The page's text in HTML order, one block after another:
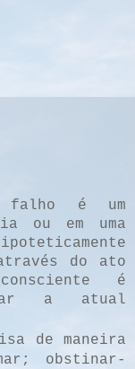
é um
ou em uma
do ato
é
a atual
de maneira
obstinar-